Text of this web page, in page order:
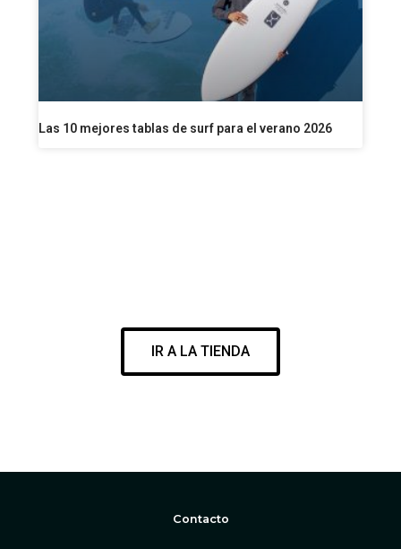
Las 10 mejores tablas de surf para el verano 2026
IR A LA TIENDA
Contacto